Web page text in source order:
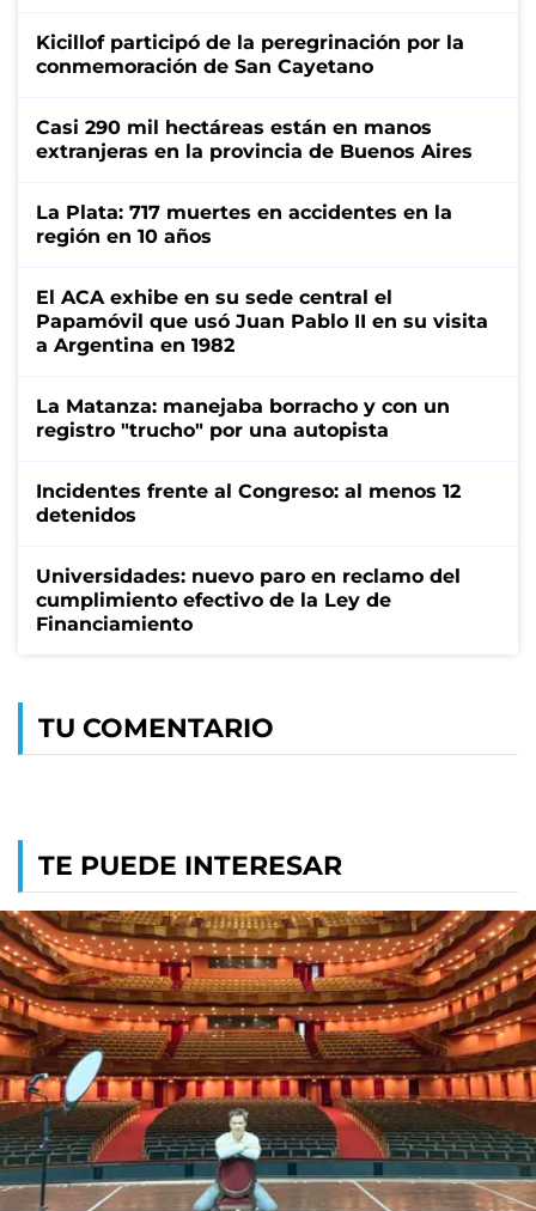
Kicillof participó de la peregrinación por la
conmemoración de San Cayetano
Casi 290 mil hectáreas están en manos
extranjeras en la provincia de Buenos Aires
La Plata: 717 muertes en accidentes en la
región en 10 años
El ACA exhibe en su sede central el
Papamóvil que usó Juan Pablo II en su visita
a Argentina en 1982
La Matanza: manejaba borracho y con un
registro "trucho" por una autopista
Incidentes frente al Congreso: al menos 12
detenidos
Universidades: nuevo paro en reclamo del
cumplimiento efectivo de la Ley de
Financiamiento
TU COMENTARIO
TE PUEDE INTERESAR